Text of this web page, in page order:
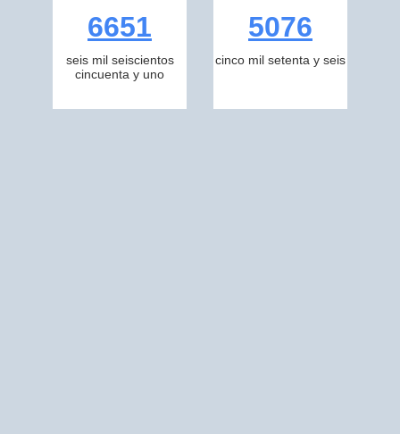
6651
seis mil seiscientos
cincuenta y uno
5076
cinco mil setenta y seis